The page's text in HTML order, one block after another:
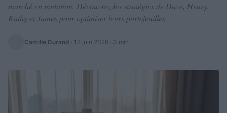
marché en mutation. Découvrez les stratégies de Dave, Henry,
Kathy et James pour optimiser leurs portefeuilles.
Camille Durand · 17 juin 2026 · 3 min